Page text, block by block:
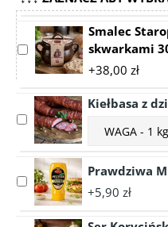
Select
accessory
Staropolski
Biesiadny
ze
300g
Smalec
skwarkami
+38,00 zł
Select
accessory
dzika
wędzona
Kiełbasa z
Choose
accessory
Kiełbasa
z
Select
accessory
Prawdziwa
+5,90 zł